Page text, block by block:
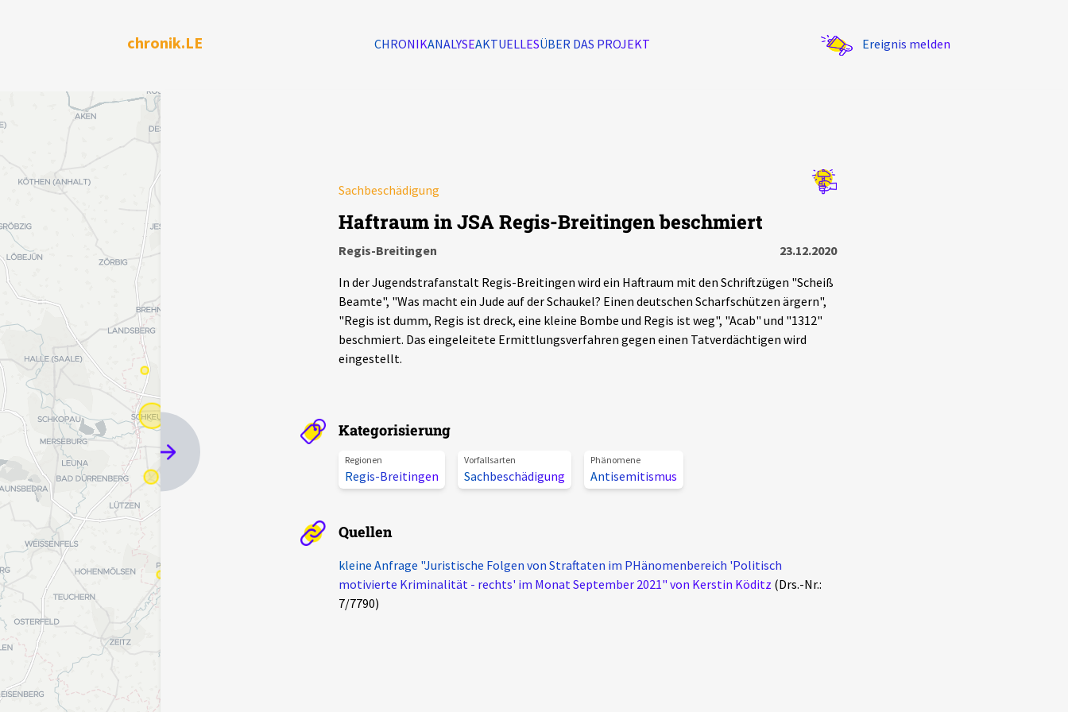
chronik.LE CHRONIKANALYSEAKTUELLESÜBER DAS PROJEKT Ereignis melden
Sachbeschädigung
Haftraum in JSA Regis-Breitingen beschmiert
Regis-Breitingen
23.12.2020
In der Jugendstrafanstalt Regis-Breitingen wird ein Haftraum mit den Schriftzügen "Scheiß
Beamte", "Was macht ein Jude auf der Schaukel? Einen deutschen Scharfschützen ärgern",
"Regis ist dumm, Regis ist dreck, eine kleine Bombe und Regis ist weg", "Acab" und "1312"
beschmiert. Das eingeleitete Ermittlungsverfahren gegen einen Tatverdächtigen wird
eingestellt.
Kategorisierung
Regionen
Regis-Breitingen
Vorfallsarten
Sachbeschädigung
Phänomene
Antisemitismus
Quellen
kleine Anfrage "Juristische Folgen von Straftaten im PHänomenbereich 'Politisch
motivierte Kriminalität - rechts' im Monat September 2021" von Kerstin Köditz (Drs.-Nr.:
7/7790)